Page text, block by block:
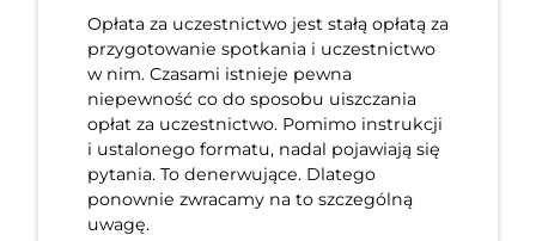
Opłata za uczestnictwo jest stałą opłatą za
przygotowanie spotkania i uczestnictwo
w nim. Czasami istnieje pewna
niepewność co do sposobu uiszczania
opłat za uczestnictwo. Pomimo instrukcji
i ustalonego formatu, nadal pojawiają się
pytania. To denerwujące. Dlatego
ponownie zwracamy na to szczególną
uwagę.